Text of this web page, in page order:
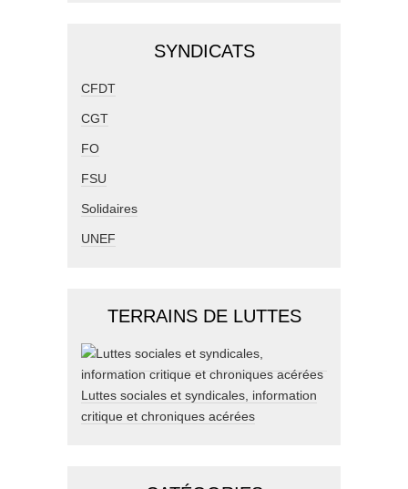
SYNDICATS
CFDT
CGT
FO
FSU
Solidaires
UNEF
TERRAINS DE LUTTES
Luttes sociales et syndicales, information
critique et chroniques acérées